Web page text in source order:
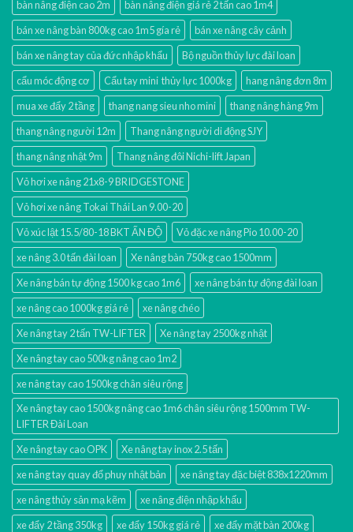
bàn nâng điện cao 2m
bàn nâng điện giá rẻ 2 tấn cao 1m4
bán xe nâng bàn 800kg cao 1m5 gía rẻ
bán xe nâng cây cảnh
bán xe nâng tay của đức nhập khẩu
Bộ nguồn thủy lực đài loan
cẩu móc động cơ
Cẩu tay mini thủy lực 1000kg
hang nâng đơn 8m
mua xe đẩy 2 tầng
thang nang sieu nho mini
thang nâng hàng 9m
thang nâng người 12m
Thang nâng người di động SJY
thang nâng nhật 9m
Thang nâng đôi Nichi-lift Japan
Vỏ hơi xe nâng 21x8-9 BRIDGESTONE
Vỏ hơi xe nâng Tokai Thái Lan 9.00-20
Vỏ xúc lật 15.5/80-18 BKT ẤN ĐỘ
Vỏ đặc xe nâng Pio 10.00-20
xe nâng 3.0 tấn đài loan
Xe nâng bàn 750kg cao 1500mm
Xe nâng bán tự động 1500 kg cao 1m6
xe nâng bán tự động đài loan
xe nâng cao 1000kg giá rẻ
xe nâng chéo
Xe nâng tay 2 tấn TW-LIFTER
Xe nâng tay 2500kg nhật
Xe nâng tay cao 500kg nâng cao 1m2
xe nâng tay cao 1500kg chân siêu rộng
Xe nâng tay cao 1500kg nâng cao 1m6 chân siêu rộng 1500mm TW-
LIFTER Đài Loan
Xe nâng tay cao OPK
Xe nâng tay inox 2.5 tấn
xe nâng tay quay đổ phuy nhật bản
xe nâng tay đặc biệt 838x1220mm
xe nâng thủy sản mạ kẽm
xe nâng điện nhập khấu
xe đẩy 2 tầng 350kg
xe đẩy 150kg giá rẻ
xe đẩy mặt bàn 200kg